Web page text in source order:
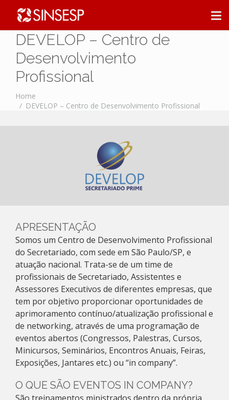
DEVELOP – Centro de
Desenvolvimento
Profissional
Home
DEVELOP – Centro de Desenvolvimento Profissional
APRESENTAÇÃO
Somos um Centro de Desenvolvimento Profissional
do Secretariado, com sede em São Paulo/SP, e
atuação nacional. Trata-se de um time de
profissionais de Secretariado, Assistentes e
Assessores Executivos de diferentes empresas, que
tem por objetivo proporcionar oportunidades de
aprimoramento contínuo/atualização profissional e
de networking, através de uma programação de
eventos abertos (Congressos, Palestras, Cursos,
Minicursos, Seminários, Encontros Anuais, Feiras,
Exposições, Jantares etc.) ou “in company”.
O QUE SÃO EVENTOS IN COMPANY?